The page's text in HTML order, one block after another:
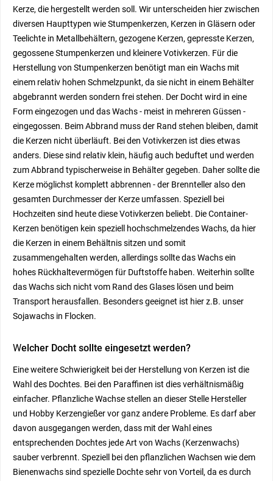
Kerze, die hergestellt werden soll. Wir unterscheiden hier zwischen
diversen Haupttypen wie Stumpenkerzen, Kerzen in Gläsern oder
Teelichte in Metallbehältern, gezogene Kerzen, gepresste Kerzen,
gegossene Stumpenkerzen und kleinere Votivkerzen. Für die
Herstellung von Stumpenkerzen benötigt man ein Wachs mit
einem relativ hohen Schmelzpunkt, da sie nicht in einem Behälter
abgebrannt werden sondern frei stehen. Der Docht wird in eine
Form eingezogen und das Wachs - meist in mehreren Güssen -
eingegossen. Beim Abbrand muss der Rand stehen bleiben, damit
die Kerzen nicht überläuft. Bei den Votivkerzen ist dies etwas
anders. Diese sind relativ klein, häufig auch beduftet und werden
zum Abbrand typischerweise in Behälter gegeben. Daher sollte die
Kerze möglichst komplett abbrennen - der Brennteller also den
gesamten Durchmesser der Kerze umfassen. Speziell bei
Hochzeiten sind heute diese Votivkerzen beliebt. Die Container-
Kerzen benötigen kein speziell hochschmelzendes Wachs, da hier
die Kerzen in einem Behältnis sitzen und somit
zusammengehalten werden, allerdings sollte das Wachs ein
hohes Rückhaltevermögen für Duftstoffe haben. Weiterhin sollte
das Wachs sich nicht vom Rand des Glases lösen und beim
Transport herausfallen. Besonders geeignet ist hier z.B. unser
Sojawachs in Flocken.
Welcher Docht sollte eingesetzt werden?
Eine weitere Schwierigkeit bei der Herstellung von Kerzen ist die
Wahl des Dochtes. Bei den Paraffinen ist dies verhältnismäßig
einfacher. Pflanzliche Wachse stellen an dieser Stelle Hersteller
und Hobby Kerzengießer vor ganz andere Probleme. Es darf aber
davon ausgegangen werden, dass mit der Wahl eines
entsprechenden Dochtes jede Art von Wachs (Kerzenwachs)
sauber verbrennt. Speziell bei den pflanzlichen Wachsen wie dem
Bienenwachs sind spezielle Dochte sehr von Vorteil, da es durch